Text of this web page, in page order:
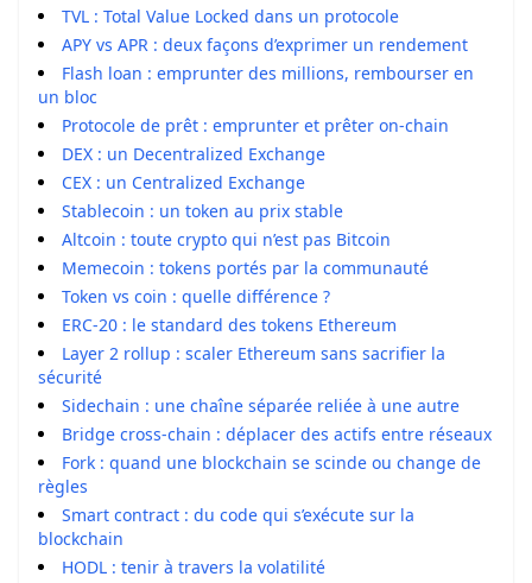
TVL : Total Value Locked dans un protocole
APY vs APR : deux façons d’exprimer un rendement
Flash loan : emprunter des millions, rembourser en
un bloc
Protocole de prêt : emprunter et prêter on-chain
DEX : un Decentralized Exchange
CEX : un Centralized Exchange
Stablecoin : un token au prix stable
Altcoin : toute crypto qui n’est pas Bitcoin
Memecoin : tokens portés par la communauté
Token vs coin : quelle différence ?
ERC-20 : le standard des tokens Ethereum
Layer 2 rollup : scaler Ethereum sans sacrifier la
sécurité
Sidechain : une chaîne séparée reliée à une autre
Bridge cross-chain : déplacer des actifs entre réseaux
Fork : quand une blockchain se scinde ou change de
règles
Smart contract : du code qui s’exécute sur la
blockchain
HODL : tenir à travers la volatilité